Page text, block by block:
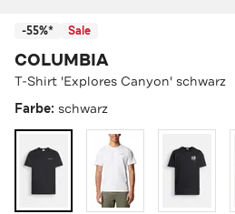
-55%* Sale
COLUMBIA
T-Shirt 'Explores Canyon' schwarz
Farbe: schwarz